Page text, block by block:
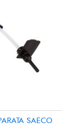
SAECO